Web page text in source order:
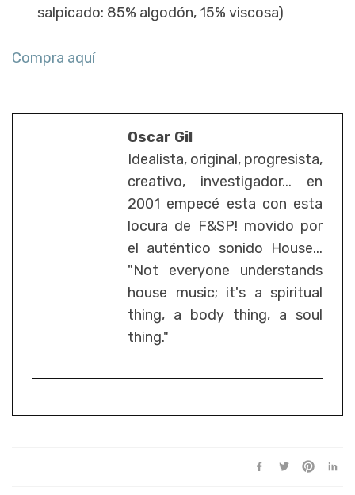
salpicado: 85% algodón, 15% viscosa)
Compra aquí
Oscar Gil
Idealista, original, progresista,
creativo, investigador... en
2001 empecé esta con esta
locura de F&SP! movido por
el auténtico sonido House...
"Not everyone understands
house music; it's a spiritual
thing, a body thing, a soul
thing."